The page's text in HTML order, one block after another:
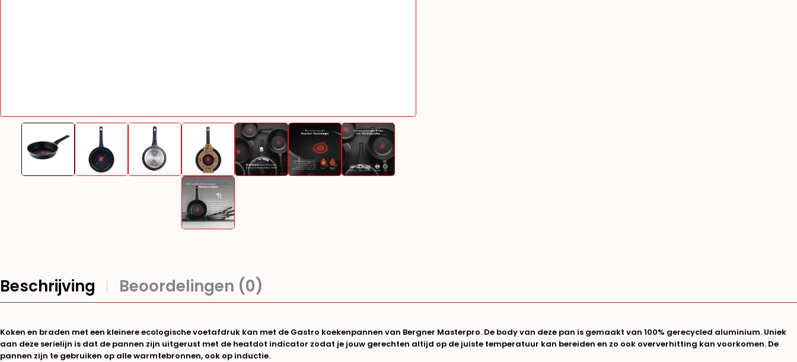
Beschrijving Beoordelingen (0)
Koken en braden met een kleinere ecologische voetafdruk kan met de Gastro koekenpannen van Bergner Masterpro. De body van deze pan is gemaakt van 100% gerecycled aluminium. Uniek
aan deze serielijn is dat de pannen zijn uitgerust met de heatdot indicator zodat je jouw gerechten altijd op de juiste temperatuur kan bereiden en zo ook oververhitting kan voorkomen. De
pannen zijn te gebruiken op alle warmtebronnen, ook op inductie.